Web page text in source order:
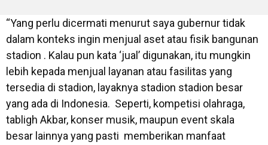
“Yang perlu dicermati menurut saya gubernur tidak
dalam konteks ingin menjual aset atau fisik bangunan
stadion . Kalau pun kata ‘jual’ digunakan, itu mungkin
lebih kepada menjual layanan atau fasilitas yang
tersedia di stadion, layaknya stadion stadion besar
yang ada di Indonesia. Seperti, kompetisi olahraga,
tabligh Akbar, konser musik, maupun event skala
besar lainnya yang pasti memberikan manfaat